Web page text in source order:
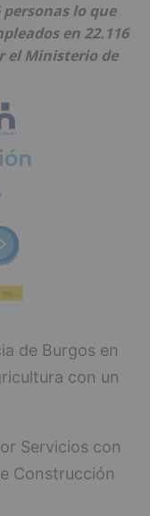
lo que
en 22.116
el Ministerio de
de Burgos en
con un
Servicios con
Construcción